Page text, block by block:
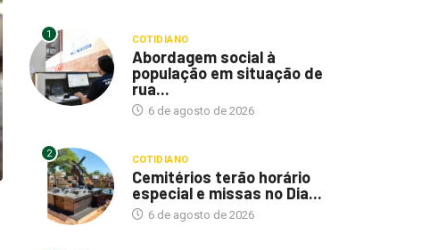
1 COTIDIANO
Abordagem social à
população em situação de
rua...
6 de agosto de 2026
2 COTIDIANO
Cemitérios terão horário
especial e missas no Dia...
6 de agosto de 2026